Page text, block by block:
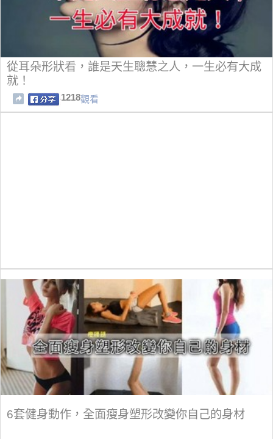
從耳朵形狀看，誰是天生聰慧之人，一生必有大成
就！
1218觀看
6套健身動作，全面瘦身塑形改變你自己的身材